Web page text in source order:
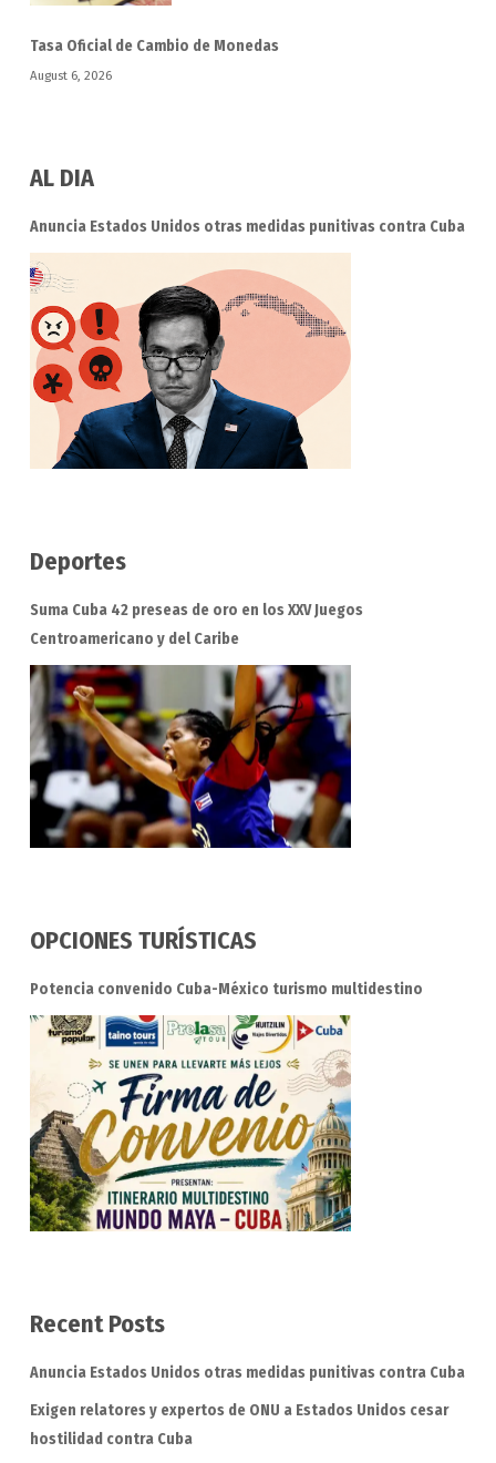
Tasa Oficial de Cambio de Monedas
August 6, 2026
AL DIA
Anuncia Estados Unidos otras medidas punitivas contra Cuba
Deportes
Suma Cuba 42 preseas de oro en los XXV Juegos
Centroamericano y del Caribe
OPCIONES TURÍSTICAS
Potencia convenido Cuba-México turismo multidestino
Recent Posts
Anuncia Estados Unidos otras medidas punitivas contra Cuba
Exigen relatores y expertos de ONU a Estados Unidos cesar
hostilidad contra Cuba